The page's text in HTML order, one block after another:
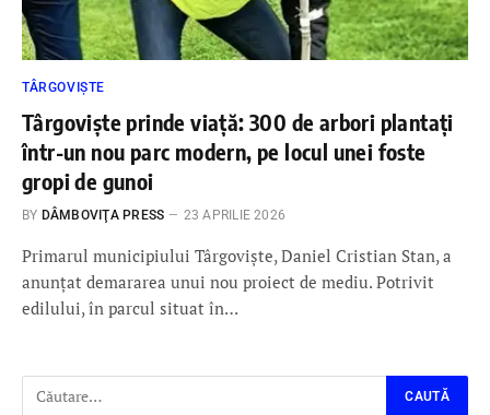
TÂRGOVIȘTE
Târgoviște prinde viață: 300 de arbori plantați
într-un nou parc modern, pe locul unei foste
gropi de gunoi
BY DÂMBOVIŢA PRESS 23 APRILIE 2026
Primarul municipiului Târgoviște, Daniel Cristian Stan, a
anunțat demararea unui nou proiect de mediu. Potrivit
edilului, în parcul situat în…